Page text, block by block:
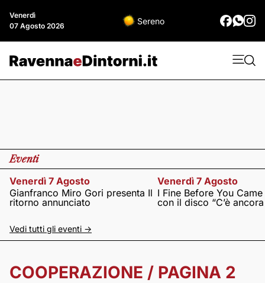
Venerdì
07 Agosto 2026
Sereno
Eventi
Venerdì 7 Agosto
Gianfranco Miro Gori presenta Il
ritorno annunciato
Venerdì 7 Agosto
I Fine Before You
con il disco “C’è
Vedi tutti gli eventi ->
COOPERAZIONE / PAGINA 2